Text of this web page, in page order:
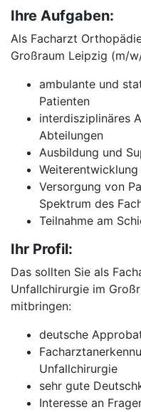
Ihre Aufgaben:
Als Facharzt
Großraum Leipzig (m/
ambulante und
Patienten
interdisziplinäres
Abteilungen
Ausbildung und
Versorgung von
Spektrum des
Teilnahme am
Ihr Profil:
Das sollten Sie als
Unfallchirurgie im
mitbringen:
deutsche
Unfallchirurgie
sehr gute
Interesse an